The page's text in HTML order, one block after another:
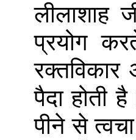
लीलाशाह
प्रयोग
पैदा
पीने से